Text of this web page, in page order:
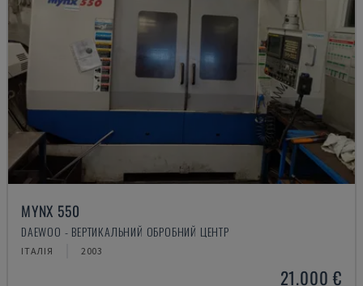
MYNX 550
DAEWOO - ВЕРТИКАЛЬНИЙ ОБРОБНИЙ ЦЕНТР
ІТАЛІЯ 2003
21.000 €